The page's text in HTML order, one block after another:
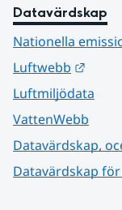
Datavärdskap
Nationella
Luftwebb
Luftmiljödata
VattenWebb
Datavärdskap,
Datavärdskap